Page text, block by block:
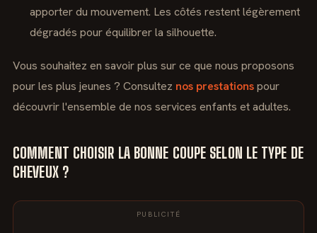
apporter du mouvement. Les côtés restent légèrement
dégradés pour équilibrer la silhouette.
Vous souhaitez en savoir plus sur ce que nous proposons
pour les plus jeunes ? Consultez nos prestationspour
découvrir l'ensemble de nos services enfants et adultes.
COMMENT CHOISIR LA BONNE COUPE SELON LE TYPE DE
CHEVEUX ?
PUBLICITÉ